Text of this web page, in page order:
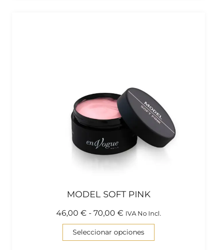
MODEL SOFT PINK
46,00 € - 70,00 € IVA No Incl.
Seleccionar opciones